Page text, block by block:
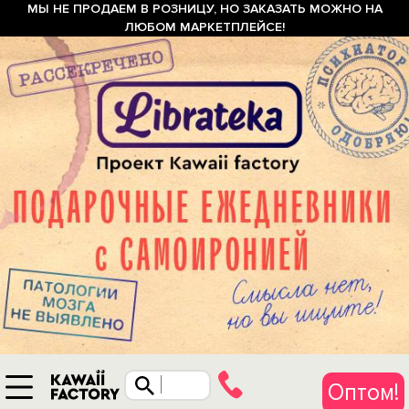
МЫ НЕ ПРОДАЕМ В РОЗНИЦУ, НО ЗАКАЗАТЬ МОЖНО НА
ЛЮБОМ МАРКЕТПЛЕЙСЕ!
Оптом!